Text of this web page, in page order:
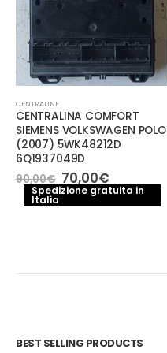
CENTRALINE
CENTRALINA COMFORT
SIEMENS VOLKSWAGEN POLO
(2007) 5WK48212D
6Q1937049D
90,00€ Il
prezzo
originale
70,00€Il
prezzo
attuale
Spedizione gratuita in
Italia
BEST SELLING PRODUCTS